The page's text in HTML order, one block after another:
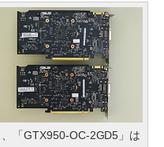
「GTX950-OC-2GD5」は